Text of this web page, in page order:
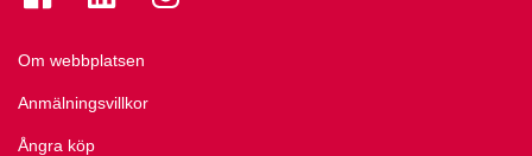
Om webbplatsen
Anmälningsvillkor
Ångra köp